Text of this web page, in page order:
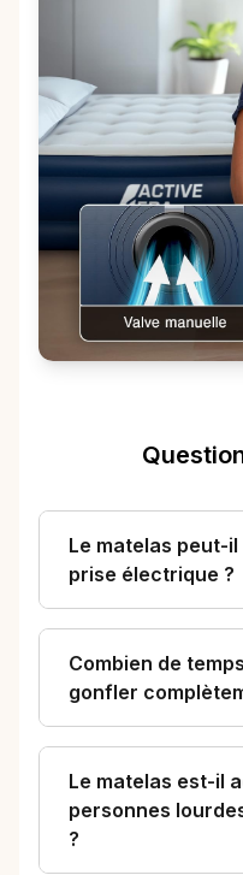
Le matelas peut-
prise électrique ?
Combien de
gonfler
Le matelas est-il
personnes
?